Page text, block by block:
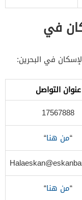
في
في البحرين:
عنوان التواصل
17567888
“من هنا“
“من هنا“